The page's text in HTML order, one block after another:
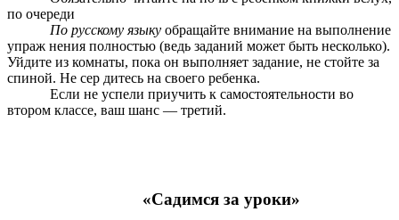
по очереди
По русскому языку обращайте внимание на выполнение
упраж нения полностью (ведь заданий может быть несколько).
Уйдите из комнаты, пока он выполняет задание, не стойте за
спиной. Не сер дитесь на своего ребенка.
Если не успели приучить к самостоятельности во
втором классе, ваш шанс — третий.
«Садимся за уроки»